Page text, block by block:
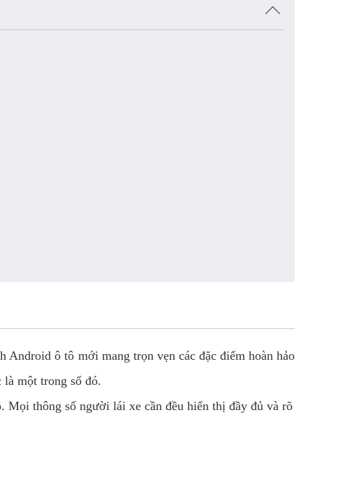
ô tô mới mang trọn vẹn các đặc điểm hoàn hảo
một trong số đó.
Mọi thông số người lái xe cần đều hiển thị đầy đủ và rõ